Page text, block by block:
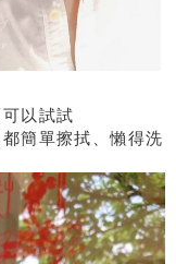
以試試
簡單擦拭、懶得洗